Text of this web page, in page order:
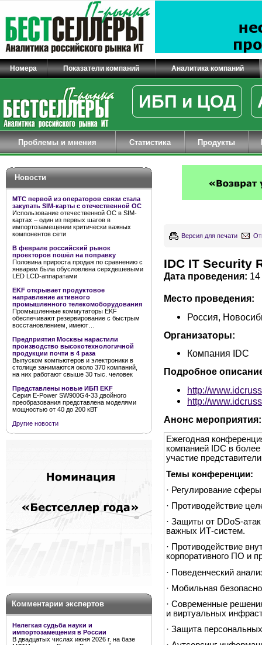
Номера Показатели компаний Аналитика компаний
ИБП и ЦОД
Проблемы и мнения Статистика Продукты
Новости
МТС первой из операторов связи стала
закупать SIM-карты с отечественной ОС
Использование отечественной ОС в SIM-
картах – один из первых шагов в
импортозамещении критически важных
компонентов сети
В феврале российский рынок
проекторов пошёл на поправку
Половина прироста продаж по сравнению с
январем была обусловлена серхдешевыми
LED LCD-аппаратами
EKF открывает продуктовое
направление активного
промышленного телекомоборудования
Промышленные коммутаторы EKF
обеспечивают резервирование с быстрым
восстановлением, имеют…
Предприятия Москвы нарастили
производство высокотехнологичной
продукции почти в 4 раза
Выпуском компьютеров и электроники в
столице занимаются около 370 компаний,
на них работают свыше 30 тыс. человек
Представлены новые ИБП EKF
Серия E-Power SW900G4-33 двойного
преобразования представлена моделями
мощностью от 40 до 200 кВТ
Другие новости
Комментарии экспертов
Нелегкая судьба науки и
импортозамещения в России
В двадцатых числах июня 2026 г. на базе
Версия для печати
IDC IT Security
Дата проведения:
Место проведения:
Россия,
Организаторы:
Компания IDC
Подробное
http://
http://
Анонс мероприятия:
Ежегодная
компанией IDC в
участие
Темы конференции:
· Регулирование
· Противодействие
· Защиты от DDoS-
важных ИТ-систем.
· Противодействие
корпоративного ПО и
· Поведенческий
· Мобильная
· Современные
и виртуальных
· Защита